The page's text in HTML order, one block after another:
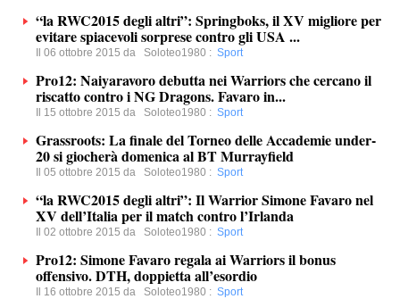
“la RWC2015 degli altri”: Springboks, il XV migliore per
evitare spiacevoli sorprese contro gli USA ...
Il 06 ottobre 2015 da Soloteo1980 : Sport
Pro12: Naiyaravoro debutta nei Warriors che cercano il
riscatto contro i NG Dragons. Favaro in...
Il 15 ottobre 2015 da Soloteo1980 : Sport
Grassroots: La finale del Torneo delle Accademie under-
20 si giocherà domenica al BT Murrayfield
Il 05 ottobre 2015 da Soloteo1980 : Sport
“la RWC2015 degli altri”: Il Warrior Simone Favaro nel
XV dell’Italia per il match contro l’Irlanda
Il 02 ottobre 2015 da Soloteo1980 : Sport
Pro12: Simone Favaro regala ai Warriors il bonus
offensivo. DTH, doppietta all’esordio
Il 16 ottobre 2015 da Soloteo1980 : Sport